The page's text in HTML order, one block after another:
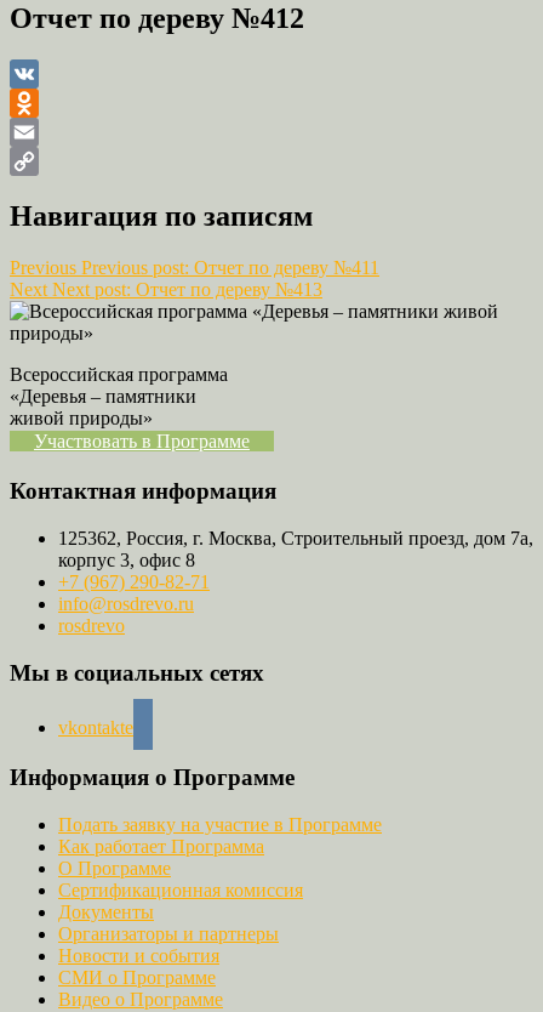
Отчет по дереву №412
VK
Odnoklassniki
Email
Link
Навигация по записям
Previous Previous post: Отчет по дереву №411
Next Next post: Отчет по дереву №413
Всероссийская программа
«Деревья – памятники
живой природы»
Участвовать в Программе
Контактная информация
125362, Россия, г. Москва, Строительный проезд, дом 7а,
корпус 3, офис 8
+7 (967) 290-82-71
info@rosdrevo.ru
rosdrevo
Мы в социальных сетях
vkontakte
Информация о Программе
Подать заявку на участие в Программе
Как работает Программа
О Программе
Сертификационная комиссия
Документы
Организаторы и партнеры
Новости и события
СМИ о Программе
Видео о Программе